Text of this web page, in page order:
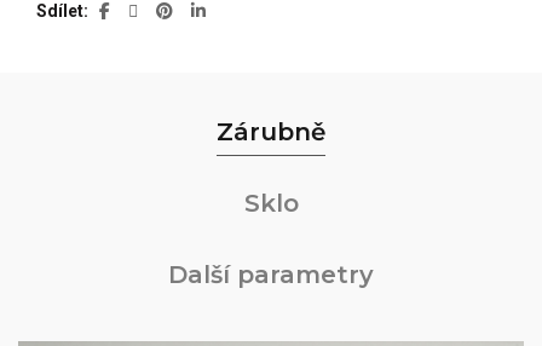
Sdílet
Zárubně
Sklo
Další parametry